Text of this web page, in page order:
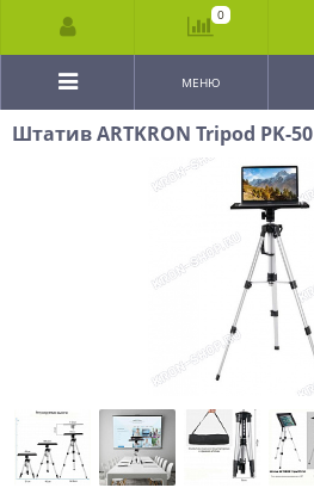
МЕНЮ
Штатив ARTKRON Tripod PK-50
0